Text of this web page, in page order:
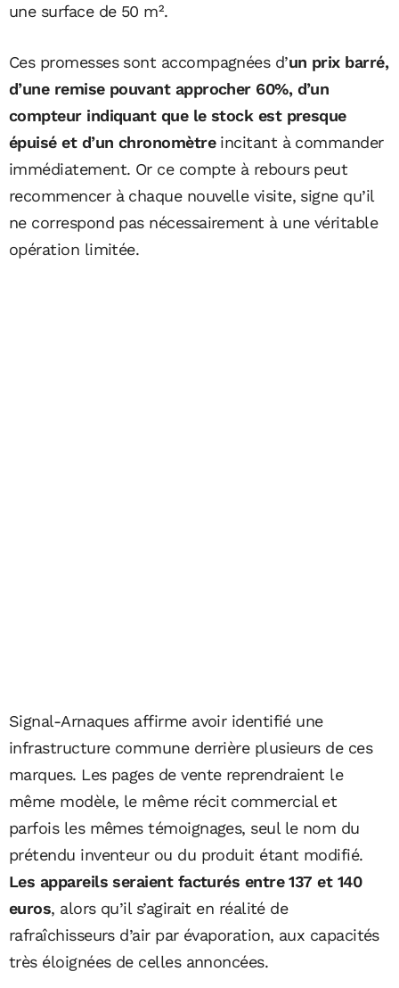
une surface de 50 m².
Ces promesses sont accompagnées d’un prix barré,
d’une remise pouvant approcher 60%, d’un
compteur indiquant que le stock est presque
épuisé et d’un chronomètreincitant à commander
immédiatement. Or ce compte à rebours peut
recommencer à chaque nouvelle visite, signe qu’il
ne correspond pas nécessairement à une véritable
opération limitée.
Signal-Arnaques affirme avoir identifié une
infrastructure commune derrière plusieurs de ces
marques. Les pages de vente reprendraient le
même modèle, le même récit commercial et
parfois les mêmes témoignages, seul le nom du
prétendu inventeur ou du produit étant modifié.
Les appareils seraient facturés entre 137 et 140
euros, alors qu’il s’agirait en réalité de
rafraîchisseurs d’air par évaporation, aux capacités
très éloignées de celles annoncées.